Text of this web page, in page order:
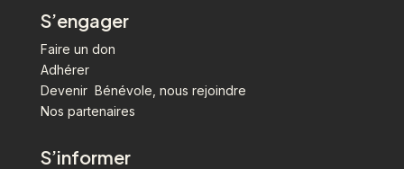
S’engager
Faire un don
Adhérer
Devenir Bénévole, nous rejoindre
Nos partenaires
S’informer